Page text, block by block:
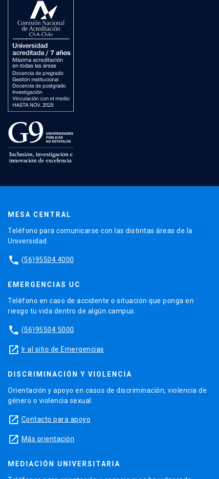
MESA CENTRAL
Teléfono para comunicarse con las distintas áreas de la
Universidad.
phone (56)95504 4000
EMERGENCIAS UC
Teléfono en caso de accidente o situación que ponga en
riesgo tu vida dentro de algún campus.
phone (56)95504 5000
launch Ir al sitio de Emergencias
DISCRIMINACIÓN Y VIOLENCIA
Orientación y apoyo en casos de discriminación, violencia de
género o violencia sexual.
launch Contacto para apoyo
launch Más orientación
MEDIACIÓN UNIVERSITARIA